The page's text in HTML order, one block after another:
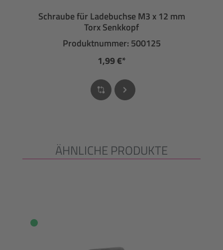
Schraube für Ladebuchse M3 x 12 mm
Torx Senkkopf
Produktnummer: 500125
1,99 €*
Produktgalerie überspringen
ÄHNLICHE PRODUKTE